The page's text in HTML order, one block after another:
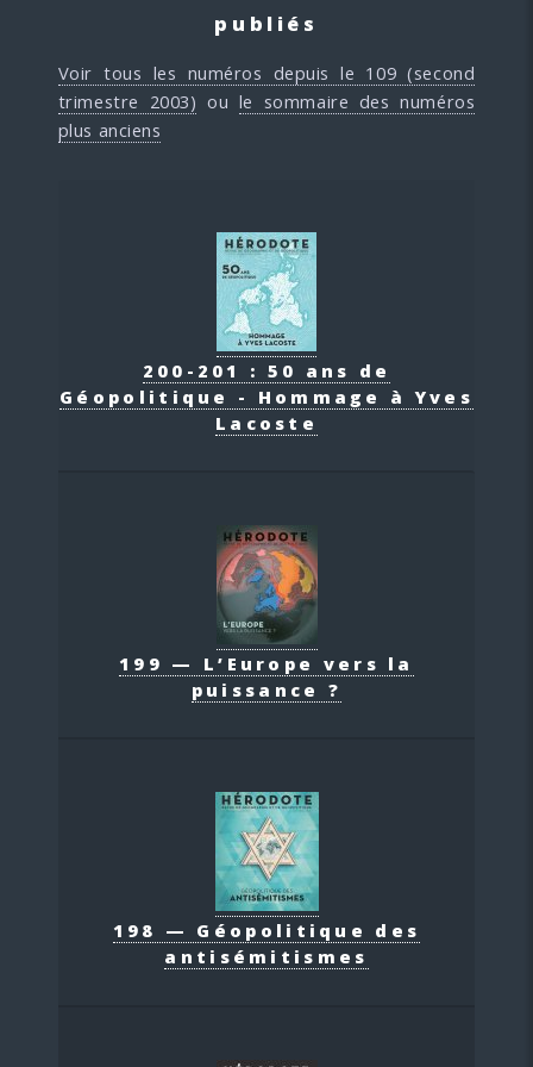
publiés
Voir tous les numéros depuis le 109 (second
trimestre 2003) ou le sommaire des numéros
plus anciens
200-201 : 50 ans de
Géopolitique - Hommage à Yves
Lacoste
199 — L’Europe vers la
puissance ?
198 — Géopolitique des
antisémitismes